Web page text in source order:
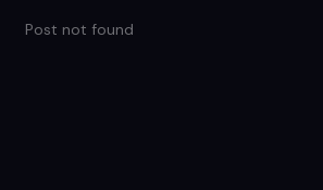
Post not found